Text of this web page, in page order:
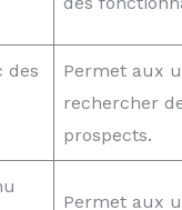
des
Permet aux
rechercher
prospects.
Permet aux